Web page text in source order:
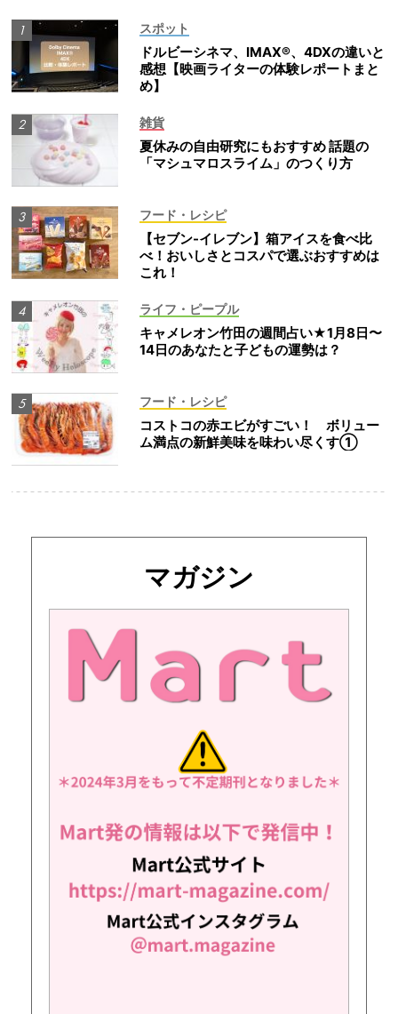
スポット
ドルビーシネマ、IMAX®、4DXの違いと
感想【映画ライターの体験レポートまと
め】
雑貨
夏休みの自由研究にもおすすめ 話題の
「マシュマロスライム」のつくり方
フード・レシピ
【セブン-イレブン】箱アイスを食べ比
べ！おいしさとコスパで選ぶおすすめは
これ！
ライフ・ピープル
キャメレオン竹田の週間占い★1月8日〜
14日のあなたと子どもの運勢は？
フード・レシピ
コストコの赤エビがすごい！ ボリュー
ム満点の新鮮美味を味わい尽くす①
マガジン